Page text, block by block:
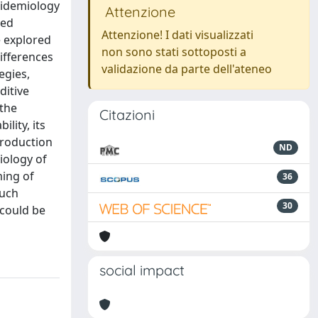
explored
its
of
of
be
Attenzione
Attenzione! I dati visualizzati
non sono stati sottoposti a
validazione da parte dell'ateneo
Citazioni
ND
36
30
social impact